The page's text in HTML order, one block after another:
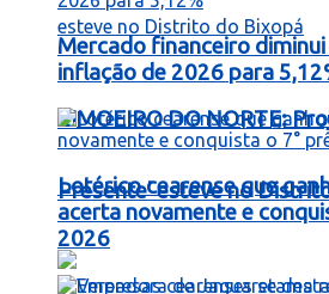
LIMOEIRO DO NORTE:
Presente’ esteve no
Mercado financeiro
inflação de 2026 para
Lotérico cearense que
acerta novamente e
2026